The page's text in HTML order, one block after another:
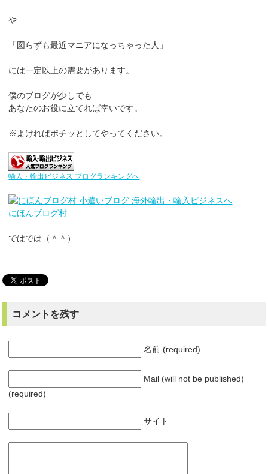
や
「図らずも最近マニアになっちゃった人」
には一定以上の需要があります。
僕のブログが少しでも
あなたのお役に立てれば幸いです。
※よければポチッとしてやってください。
輸入・輸出ビジネス ブログランキングへ
にほんブログ村
ではでは（＾＾）
コメントを残す
名前 (required)
Mail (will not be published)
(required)
サイト